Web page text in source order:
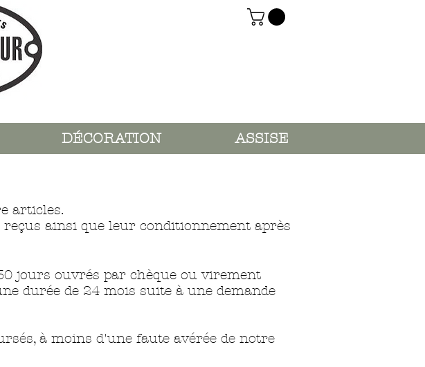
DÉCORATION ASSISE
articles.
ainsi que leur conditionnement après
jours ouvrés par chèque ou virement
durée de 24 mois suite à une demande
à moins d'une faute avérée de notre